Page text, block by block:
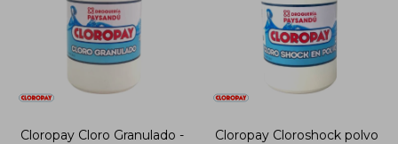
Cloropay Cloro Granulado -
Cloropay Cloroshock polvo